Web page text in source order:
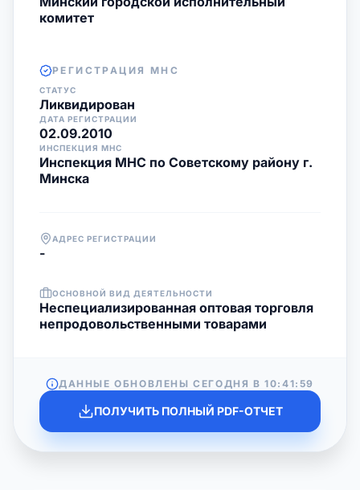
комитет
РЕГИСТРАЦИЯ МНС
СТАТУС
Ликвидирован
ДАТА РЕГИСТРАЦИИ
02.09.2010
ИНСПЕКЦИЯ МНС
Инспекция МНС по Советскому району г.
Минска
АДРЕС РЕГИСТРАЦИИ
-
ОСНОВНОЙ ВИД ДЕЯТЕЛЬНОСТИ
Неспециализированная оптовая торговля
непродовольственными товарами
ДАННЫЕ ОБНОВЛЕНЫ СЕГОДНЯ В10:41:59
ПОЛУЧИТЬ ПОЛНЫЙ PDF-ОТЧЕТ